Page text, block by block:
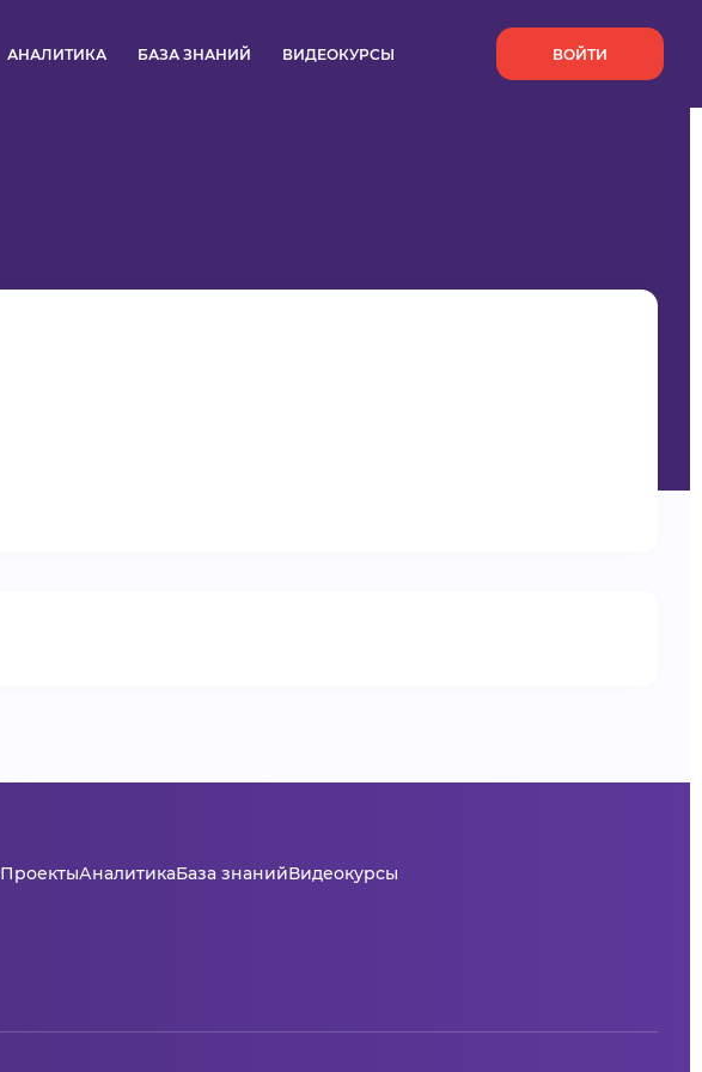
АНАЛИТИКА БАЗА ЗНАНИЙ ВИДЕОКУРСЫ ВОЙТИ
ПроектыАналитикаБаза знанийВидеокурсы